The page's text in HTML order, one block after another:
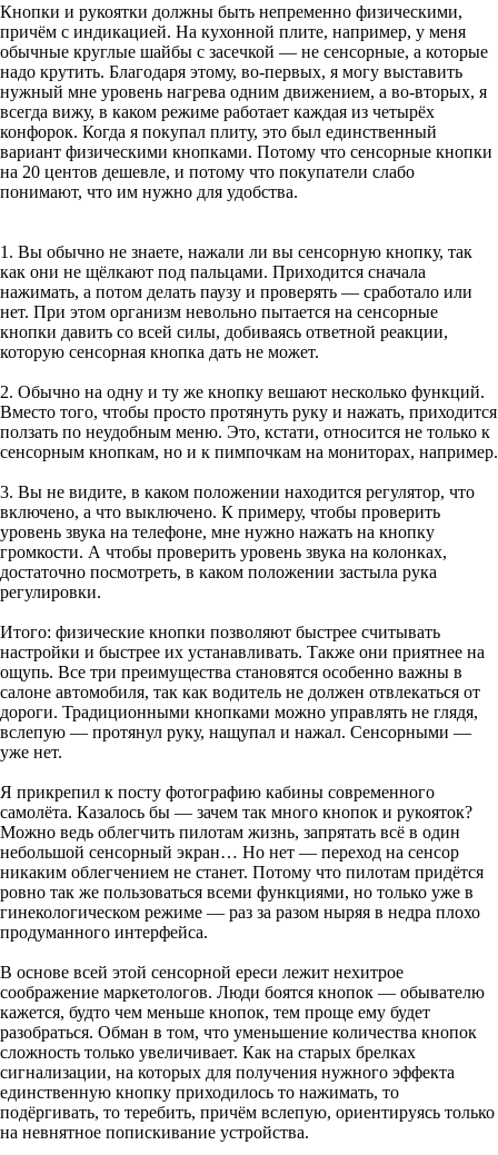
Кнопки и рукоятки должны быть непременно физическими,
причём с индикацией. На кухонной плите, например, у меня
обычные круглые шайбы с засечкой — не сенсорные, а которые
надо крутить. Благодаря этому, во-первых, я могу выставить
нужный мне уровень нагрева одним движением, а во-вторых, я
всегда вижу, в каком режиме работает каждая из четырёх
конфорок. Когда я покупал плиту, это был единственный
вариант физическими кнопками. Потому что сенсорные кнопки
на 20 центов дешевле, и потому что покупатели слабо
понимают, что им нужно для удобства.
1. Вы обычно не знаете, нажали ли вы сенсорную кнопку, так
как они не щёлкают под пальцами. Приходится сначала
нажимать, а потом делать паузу и проверять — сработало или
нет. При этом организм невольно пытается на сенсорные
кнопки давить со всей силы, добиваясь ответной реакции,
которую сенсорная кнопка дать не может.
2. Обычно на одну и ту же кнопку вешают несколько функций.
Вместо того, чтобы просто протянуть руку и нажать, приходится
ползать по неудобным меню. Это, кстати, относится не только к
сенсорным кнопкам, но и к пимпочкам на мониторах, например.
3. Вы не видите, в каком положении находится регулятор, что
включено, а что выключено. К примеру, чтобы проверить
уровень звука на телефоне, мне нужно нажать на кнопку
громкости. А чтобы проверить уровень звука на колонках,
достаточно посмотреть, в каком положении застыла рука
регулировки.
Итого: физические кнопки позволяют быстрее считывать
настройки и быстрее их устанавливать. Также они приятнее на
ощупь. Все три преимущества становятся особенно важны в
салоне автомобиля, так как водитель не должен отвлекаться от
дороги. Традиционными кнопками можно управлять не глядя,
вслепую — протянул руку, нащупал и нажал. Сенсорными —
уже нет.
Я прикрепил к посту фотографию кабины современного
самолёта. Казалось бы — зачем так много кнопок и рукояток?
Можно ведь облегчить пилотам жизнь, запрятать всё в один
небольшой сенсорный экран… Но нет — переход на сенсор
никаким облегчением не станет. Потому что пилотам придётся
ровно так же пользоваться всеми функциями, но только уже в
гинекологическом режиме — раз за разом ныряя в недра плохо
продуманного интерфейса.
В основе всей этой сенсорной ереси лежит нехитрое
соображение маркетологов. Люди боятся кнопок — обывателю
кажется, будто чем меньше кнопок, тем проще ему будет
разобраться. Обман в том, что уменьшение количества кнопок
сложность только увеличивает. Как на старых брелках
сигнализации, на которых для получения нужного эффекта
единственную кнопку приходилось то нажимать, то
подёргивать, то теребить, причём вслепую, ориентируясь только
на невнятное попискивание устройства.